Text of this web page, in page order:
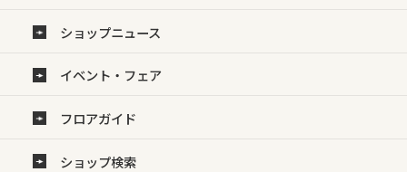
ショップニュース
イベント・フェア
フロアガイド
ショップ検索